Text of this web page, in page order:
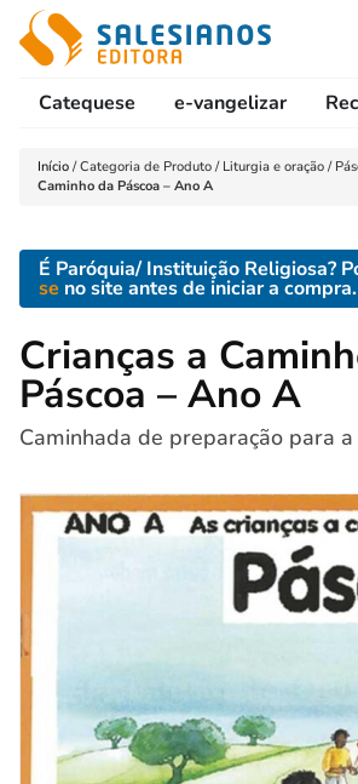
Catequese e-vangelizar
Início /Categoria de Produto / Liturgia e oração /
Caminho da Páscoa – Ano A
É Paróquia/ Instituição Religiosa?
se no site antes de iniciar a compra.
Crianças a
Páscoa – Ano A
Caminhada de preparação para a